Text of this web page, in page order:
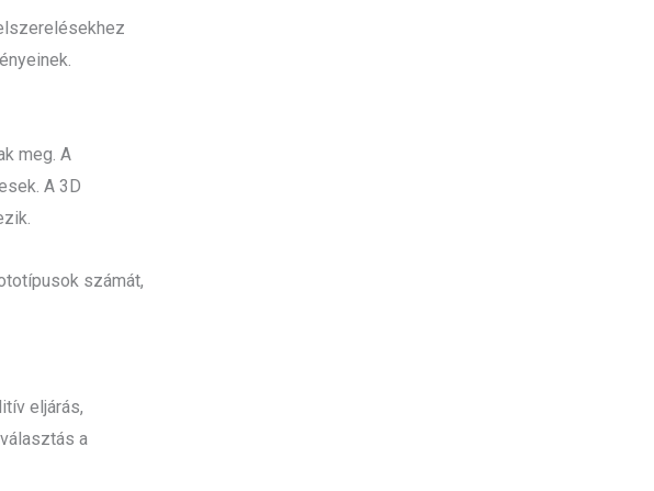
meg. A
A 3D
számát,
eljárás,
a